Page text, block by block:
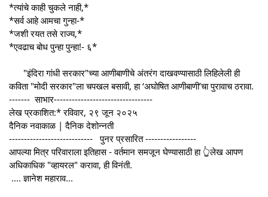
*त्यांचे काही चुकले नाही,*
*सर्व आहे आमचा गुन्हा-*
*जशी रयत तसे राज्य,*
*एवढाच बोध पुन्हा पुन्हा!- ६*
"इंदिरा गांधी सरकार"च्या आणीबाणीचे अंतरंग दाखवण्यासाठी लिहिलेली ही
कविता "मोदी सरकार"ला चपखल बसावी, हा ‘अघोषित आणीबाणी’चा पुरावाच ठरावा.
------- साभार---------------------------------
लेख प्रकाशित:* रविवार, २९ जून २०२५
दैनिक नवाकाळ | दैनिक देशोन्नती
---------------------------- पुनर प्रसारित -----------------
आपल्या मित्र परिवाराला इतिहास - वर्तमान समजून घेण्यासाठी हा 👆लेख आपण
अधिकाधिक "व्हायरल" करावा, ही विनंती.
.... ज्ञानेश महाराव...